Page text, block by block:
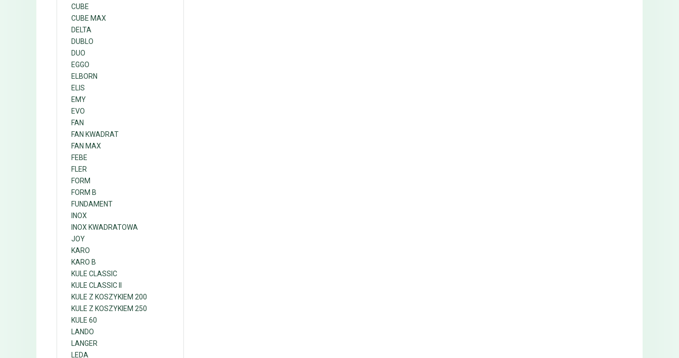
CUBE
CUBE MAX
DELTA
DUBLO
DUO
EGGO
ELBORN
ELIS
EMY
EVO
FAN
FAN KWADRAT
FAN MAX
FEBE
FLER
FORM
FORM B
FUNDAMENT
INOX
INOX KWADRATOWA
JOY
KARO
KARO B
KULE CLASSIC
KULE CLASSIC II
KULE Z KOSZYKIEM 200
KULE Z KOSZYKIEM 250
KULE 60
LANDO
LANGER
LEDA